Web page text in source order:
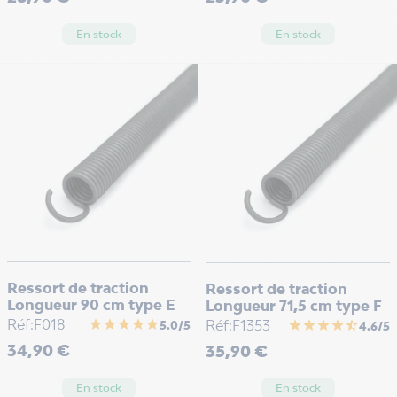
En stock En stock
Ressort de traction
Longueur 90 cm type E
Réf:F018
star star star star star5.0/5
Prix
34,90 €
En stock
Ressort de traction
Longueur 71,5 cm type F
Réf:F1353
star star star star star_half4.6/5
Prix
35,90 €
En stock